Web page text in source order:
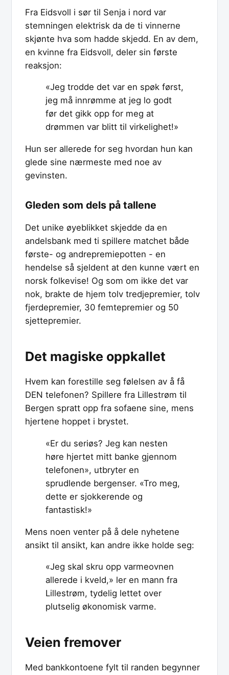
Fra Eidsvoll i sør til Senja i nord var
stemningen elektrisk da de ti vinnerne
skjønte hva som hadde skjedd. En av dem,
en kvinne fra Eidsvoll, deler sin første
reaksjon:
«Jeg trodde det var en spøk først,
jeg må innrømme at jeg lo godt
før det gikk opp for meg at
drømmen var blitt til virkelighet!»
Hun ser allerede for seg hvordan hun kan
glede sine nærmeste med noe av
gevinsten.
Gleden som dels på tallene
Det unike øyeblikket skjedde da en
andelsbank med ti spillere matchet både
første- og andrepremiepotten - en
hendelse så sjeldent at den kunne vært en
norsk folkevise! Og som om ikke det var
nok, brakte de hjem tolv tredjepremier, tolv
fjerdepremier, 30 femtepremier og 50
sjettepremier.
Det magiske oppkallet
Hvem kan forestille seg følelsen av å få
DEN telefonen? Spillere fra Lillestrøm til
Bergen spratt opp fra sofaene sine, mens
hjertene hoppet i brystet.
«Er du seriøs? Jeg kan nesten
høre hjertet mitt banke gjennom
telefonen», utbryter en
sprudlende bergenser. «Tro meg,
dette er sjokkerende og
fantastisk!»
Mens noen venter på å dele nyhetene
ansikt til ansikt, kan andre ikke holde seg:
«Jeg skal skru opp varmeovnen
allerede i kveld,» ler en mann fra
Lillestrøm, tydelig lettet over
plutselig økonomisk varme.
Veien fremover
Med bankkontoene fylt til randen begynner